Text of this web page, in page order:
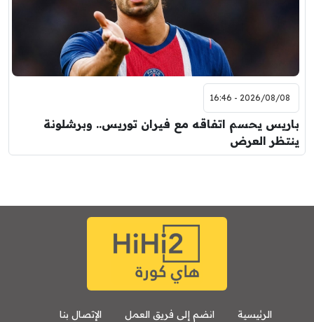
2026/08/08 - 16:46
باريس يحسم اتفاقه مع فيران توريس.. وبرشلونة
ينتظر العرض
الرئيسية انضم إلى فريق العمل الإتصال بنا